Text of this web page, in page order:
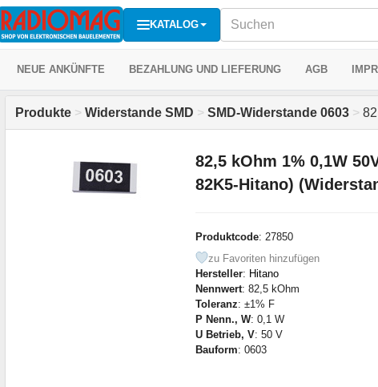
KATALOG
NEUE ANKÜNFTE BEZAHLUNG UND LIEFERUNG AGB
Produkte > Widerstande SMD > SMD-Widerstande 0603 >
82,5 kOhm 1% 0,1W
82K5-Hitano)
Produktcode: 27850
zu Favoriten hinzufügen
Hersteller: Hitano
Nennwert: 82,5 kOhm
Toleranz: ±1% F
P Nenn., W: 0,1 W
U Betrieb, V: 50 V
Bauform: 0603